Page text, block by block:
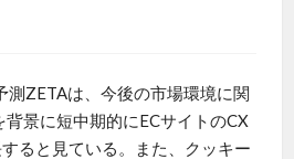
測ZETAは、今後の市場環境に関
背景に短中期的にECサイトのCX
ると見ている。また、クッキー